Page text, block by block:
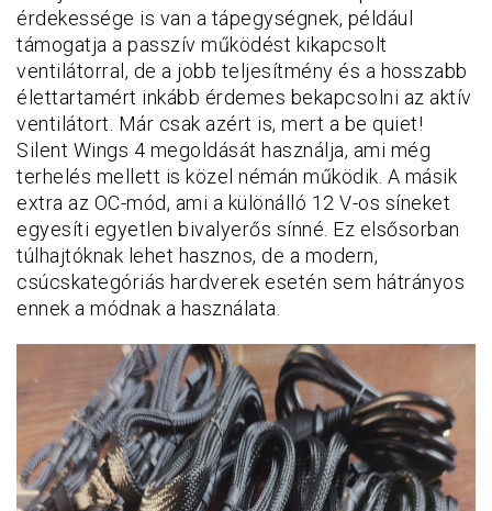
érdekessége is van a tápegységnek, például
támogatja a passzív működést kikapcsolt
ventilátorral, de a jobb teljesítmény és a hosszabb
élettartamért inkább érdemes bekapcsolni az aktív
ventilátort. Már csak azért is, mert a be quiet!
Silent Wings 4 megoldását használja, ami még
terhelés mellett is közel némán működik. A másik
extra az OC-mód, ami a különálló 12 V-os síneket
egyesíti egyetlen bivalyerős sínné. Ez elsősorban
túlhajtóknak lehet hasznos, de a modern,
csúcskategóriás hardverek esetén sem hátrányos
ennek a módnak a használata.